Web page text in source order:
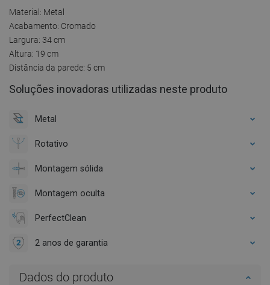
Material: Metal
Acabamento: Cromado
Largura: 34 cm
Altura: 19 cm
Distância da parede: 5 cm
Soluções inovadoras utilizadas neste produto
Metal
Rotativo
Montagem sólida
Montagem oculta
PerfectClean
2 anos de garantia
Dados do produto